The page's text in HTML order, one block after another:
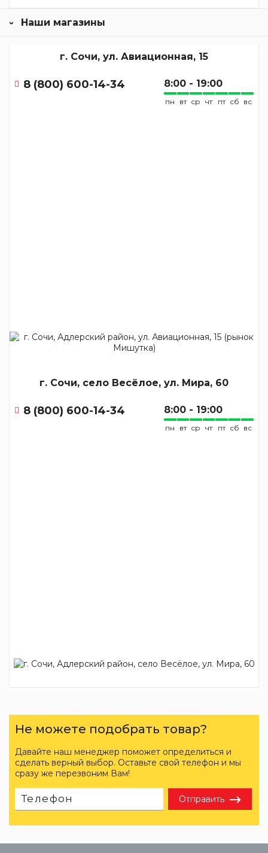
Наши магазины
г. Сочи, ул. Авиационная, 15
8 (800) 600-14-34 8:00 - 19:00
пн вт ср чт пт сб вс
г. Сочи, село Весёлое, ул. Мира, 60
8 (800) 600-14-34 8:00 - 19:00
пн вт ср чт пт сб вс
Не можете подобрать товар?
Давайте наш менеджер поможет определиться и
сделать верный выбор. Оставьте свой телефон и мы
сразу же перезвоним Вам!
Отправить